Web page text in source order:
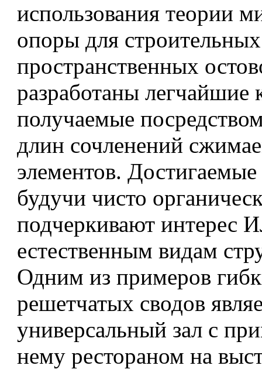
использования теории
опоры для
пространственных
разработаны легчайшие
получаемые
длин сочленений
элементов.
будучи чисто
подчеркивают интерес
естественным видам
Одним из примеров
решетчатых сводов
универсальный зал с
нему рестораном на